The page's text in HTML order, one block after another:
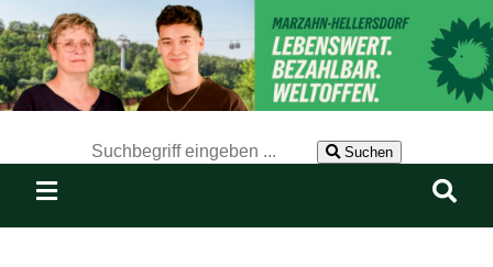
Suchen